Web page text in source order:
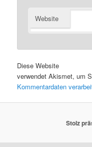
Website
Diese Website
verwendet Akismet, um
Kommentardaten
Stolz